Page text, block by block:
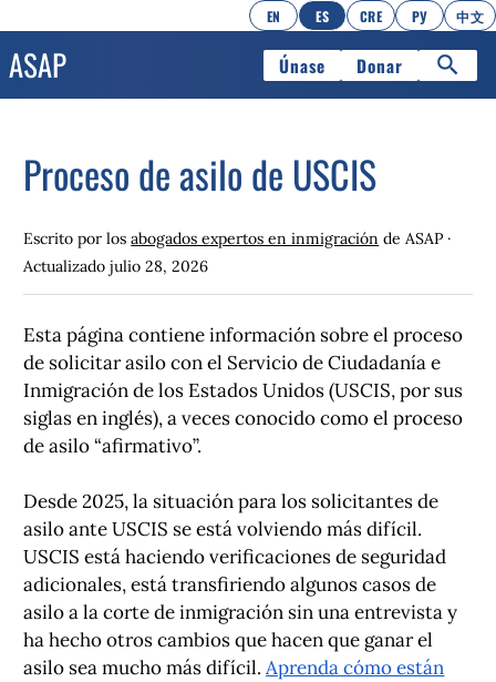
EN ES CRE РУ 中文
Únase Donar
Proceso de asilo de USCIS
Escrito por losabogados expertos en inmigración de ASAP ·
Actualizadojulio 28, 2026
Esta página contiene información sobre el proceso
de solicitar asilo con el Servicio de Ciudadanía e
Inmigración de los Estados Unidos (USCIS, por sus
siglas en inglés), a veces conocido como el proceso
de asilo “afirmativo”.
Desde 2025, la situación para los solicitantes de
asilo ante USCIS se está volviendo más difícil.
USCIS está haciendo verificaciones de seguridad
adicionales, está transfiriendo algunos casos de
asilo a la corte de inmigración sin una entrevista y
ha hecho otros cambios que hacen que ganar el
asilo sea mucho más difícil.Aprenda cómo están